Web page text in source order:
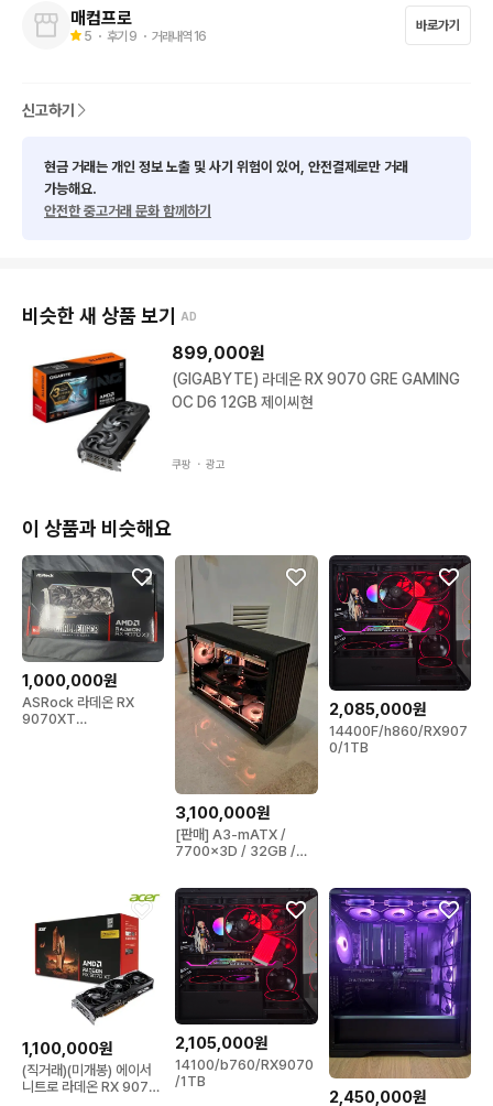
매컴프로
5 ・ 후기 9 ・ 거래내역 16
바로가기
신고하기
현금 거래는 개인 정보 노출 및 사기 위험이 있어, 안전결제로만 거래
가능해요.
안전한 중고거래 문화 함께하기
비슷한 새 상품 보기 AD
899,000원
(GIGABYTE) 라데온 RX 9070 GRE GAMING
OC D6 12GB 제이씨현
쿠팡 ・ 광고
이 상품과 비슷해요
1,000,000원
ASRock 라데온 RX
9070XT
3,100,000원
[판매] A3-mATX /
7700x3D / 32GB /
2,085,000원
14400F/h860/RX907
0/1TB
1,100,000원
(직거래)(미개봉) 에이서
니트로 라데온 RX 9070
2,105,000원
14100/b760/RX9070
/1TB
2,450,000원